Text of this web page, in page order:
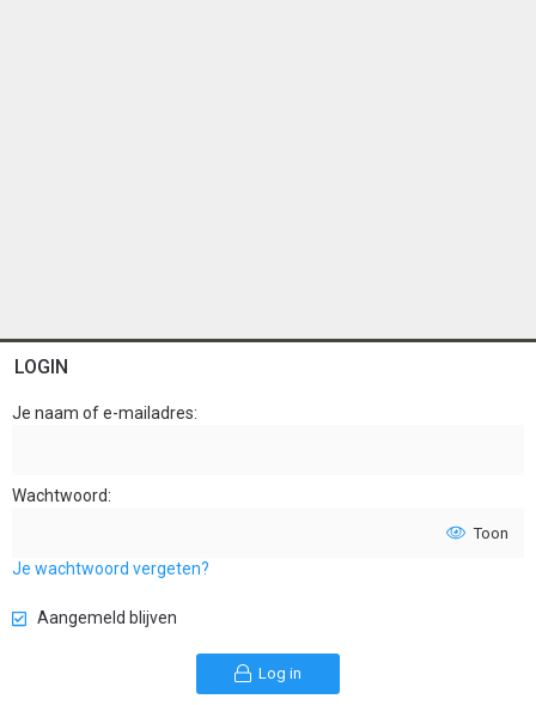
LOGIN
Je naam of e-mailadres
Wachtwoord
Toon
Je wachtwoord vergeten?
Aangemeld blijven
Log in